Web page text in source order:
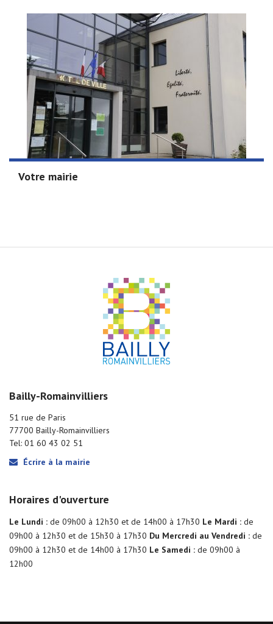
Votre mairie
Bailly-Romainvilliers
51 rue de Paris
77700 Bailly-Romainvilliers
Tel: 01 60 43 02 51
Écrire à la mairie
Horaires d'ouverture
Le Lundi : de 09h00 à 12h30 et de 14h00 à 17h30 Le Mardi : de
09h00 à 12h30 et de 15h30 à 17h30 Du Mercredi au Vendredi : de
09h00 à 12h30 et de 14h00 à 17h30 Le Samedi : de 09h00 à
12h00